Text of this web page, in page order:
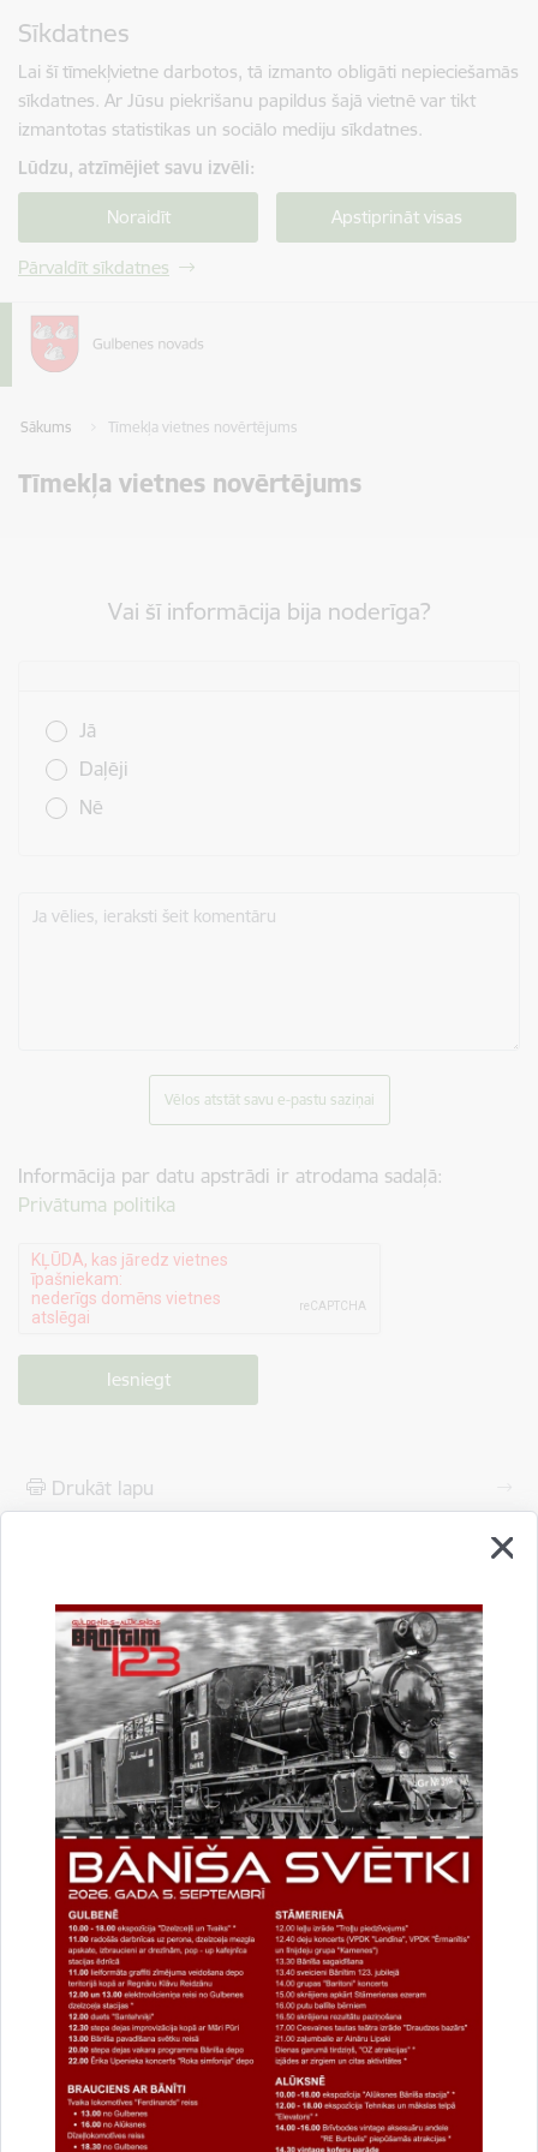
Sīkdatnes
Lai šī tīmekļvietne darbotos, tā izmanto obligāti nepieciešamās
sīkdatnes. Ar Jūsu piekrišanu papildus šajā vietnē var tikt
izmantotas statistikas un sociālo mediju sīkdatnes.
Lūdzu, atzīmējiet savu izvēli:
Noraidīt Apstiprināt visas
Pārvaldīt sīkdatnes
Sākums Tīmekļa vietnes novērtējums
Tīmekļa vietnes novērtējums
Vai šī informācija bija noderīga?
Jā
Daļēji
Nē
Ja vēlies, ieraksti šeit komentāru
Vēlos atstāt savu e-pastu saziņai
Informācija par datu apstrādi ir atrodama sadaļā:
Privātuma politika
Drukāt lapu
Vai šī informācija bija noderīga?
Sniegt atsauksmi
Esi pirmais, kurš uzzina!